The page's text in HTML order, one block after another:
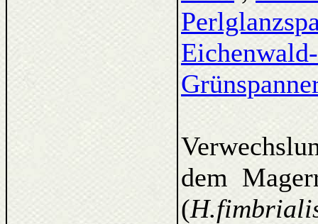
dem
(